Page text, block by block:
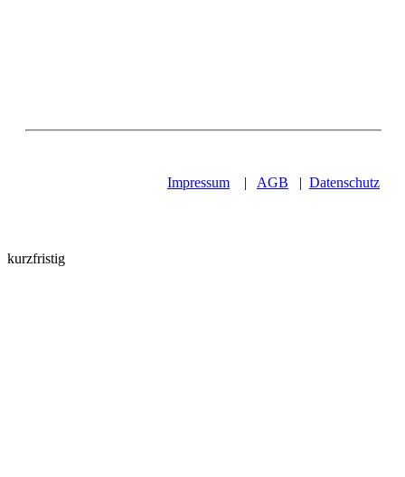
Impressum | AGB | Datenschutz
kurzfristig